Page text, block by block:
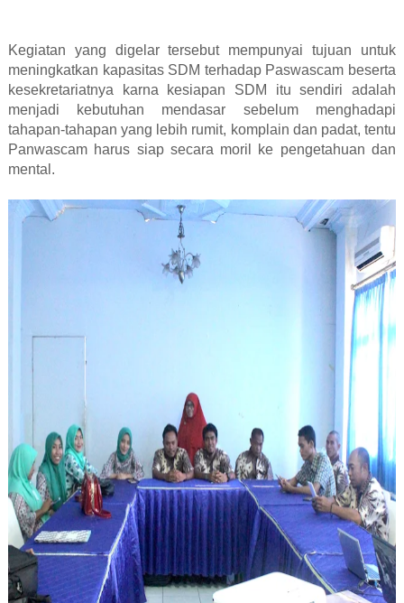
Kegiatan yang digelar tersebut mempunyai tujuan untuk
meningkatkan kapasitas SDM terhadap Paswascam beserta
kesekretariatnya karna kesiapan SDM itu sendiri adalah
menjadi kebutuhan mendasar sebelum menghadapi
tahapan-tahapan yang lebih rumit, komplain dan padat, tentu
Panwascam harus siap secara moril ke pengetahuan dan
mental.